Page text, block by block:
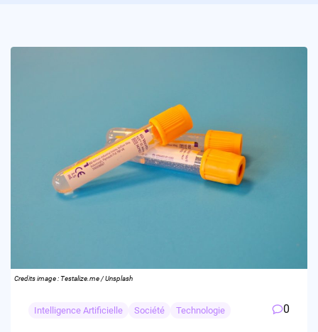
Credits image : Testalize.me / Unsplash
Intelligence Artificielle Société Technologie 0